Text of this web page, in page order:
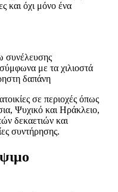
και όχι μόνο ένα
συνέλευσης
με τα χιλιοστά
δαπάνη
σε περιοχές όπως
Ψυχικό και Ηράκλειο,
δεκαετιών και
συντήρησης.